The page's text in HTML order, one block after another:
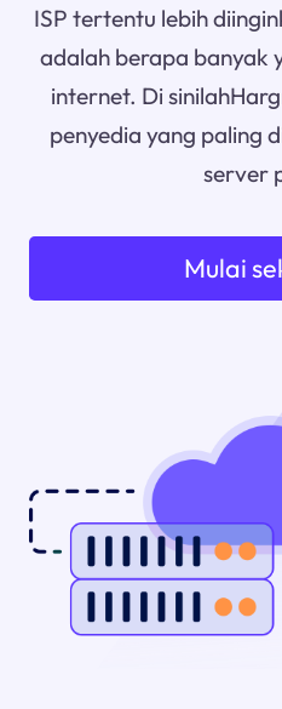
ISP tertentu lebih
adalah berapa banyak
internet. Di
penyedia yang paling
server
Mulai